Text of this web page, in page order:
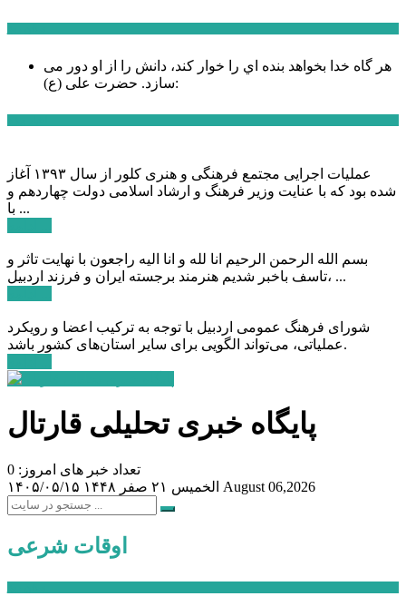
هر گاه خدا بخواهد بنده اي را خوار كند، دانش را از او دور می
سازد.حضرت علی (ع):
عملیات اجرایی مجتمع فرهنگی و هنری کلور از سال ۱۳۹۳ آغاز
شده بود که با عنایت وزیر فرهنگ و ارشاد اسلامی دولت چهاردهم و
با ...
بسم الله الرحمن الرحیم انا لله و انا الیه راجعون با نهایت تاثر و
تاسف باخبر شدیم هنرمند برجسته ایران و فرزند اردبیل، ...
شورای فرهنگ عمومی اردبیل با توجه به ترکیب اعضا و رویکرد
عملیاتی، می‌تواند الگویی برای سایر استان‌های کشور باشد.
پایگاه خبری تحلیلی قارتال
تعداد خبر های امروز: 0
۱۴۰۵/۰۵/۱۵
الخميس ۲۱ صفر ۱۴۴۸ August 06,2026
اوقات شرعی